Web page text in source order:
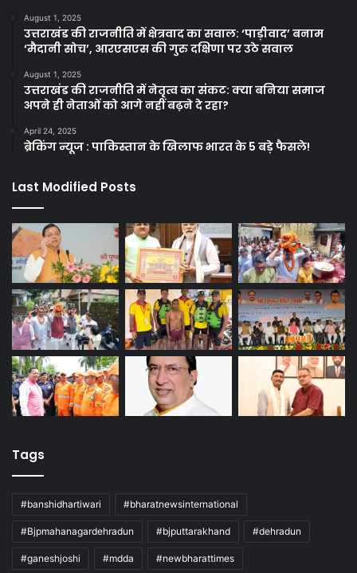
August 1, 2025
उत्तराखंड की राजनीति में क्षेत्रवाद का सवाल: ‘पाड़ीवाद’ बनाम
‘मैदानी सोच’, आरएसएस की गुरु दक्षिणा पर उठे सवाल
August 1, 2025
उत्तराखंड की राजनीति में नेतृत्व का संकट: क्या बनिया समाज
अपने ही नेताओं को आगे नहीं बढ़ने दे रहा?
April 24, 2025
ब्रेकिंग न्यूज : पाकिस्तान के खिलाफ भारत के 5 बड़े फैसले!
Last Modified Posts
Tags
#banshidhartiwari #bharatnewsinternational
#Bjpmahanagardehradun #bjputtarakhand #dehradun
#ganeshjoshi #mdda #newbharattimes